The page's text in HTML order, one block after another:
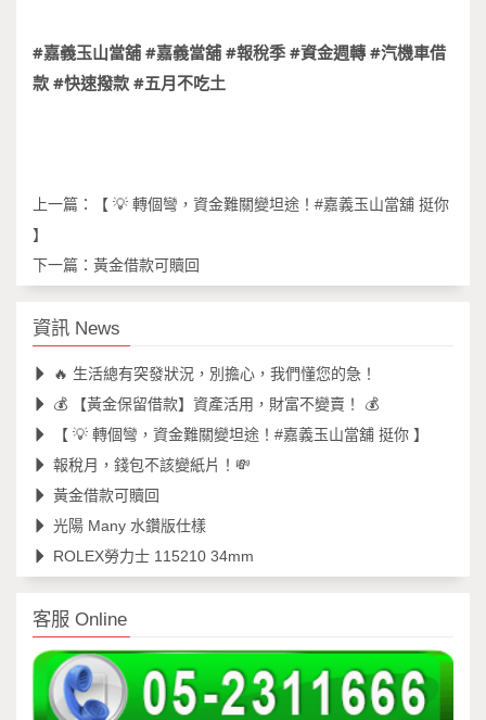
#嘉義玉山當舖 #嘉義當舖 #報稅季 #資金週轉 #汽機車借
款 #快速撥款 #五月不吃土
上一篇：
【 💡 轉個彎，資金難關變坦途！#嘉義玉山當舖 挺你
】
下一篇： 黃金借款可贖回
資訊 News
🔥 生活總有突發狀況，別擔心，我們懂您的急！
💰 【黃金保留借款】資產活用，財富不變賣！ 💰
【 💡 轉個彎，資金難關變坦途！#嘉義玉山當舖 挺你 】
報稅月，錢包不該變紙片！💸
黃金借款可贖回
光陽 Many 水鑽版仕樣
ROLEX勞力士 115210 34mm
客服 Online